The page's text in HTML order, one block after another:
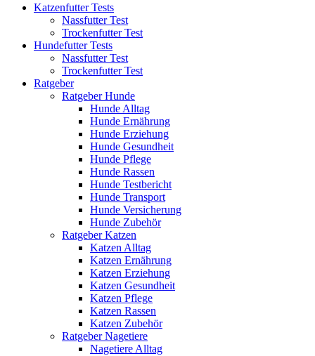
Katzenfutter Tests
Nassfutter Test
Trockenfutter Test
Hundefutter Tests
Nassfutter Test
Trockenfutter Test
Ratgeber
Ratgeber Hunde
Hunde Alltag
Hunde Ernährung
Hunde Erziehung
Hunde Gesundheit
Hunde Pflege
Hunde Rassen
Hunde Testbericht
Hunde Transport
Hunde Versicherung
Hunde Zubehör
Ratgeber Katzen
Katzen Alltag
Katzen Ernährung
Katzen Erziehung
Katzen Gesundheit
Katzen Pflege
Katzen Rassen
Katzen Zubehör
Ratgeber Nagetiere
Nagetiere Alltag